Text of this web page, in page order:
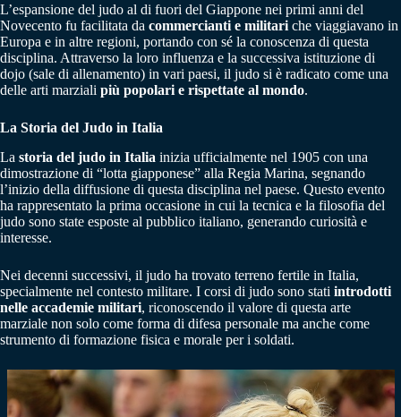
L’espansione del judo al di fuori del Giappone nei primi anni del
Novecento fu facilitata da commercianti e militari che viaggiavano in
Europa e in altre regioni, portando con sé la conoscenza di questa
disciplina. Attraverso la loro influenza e la successiva istituzione di
dojo (sale di allenamento) in vari paesi, il judo si è radicato come una
delle arti marziali più popolari e rispettate al mondo.
La Storia del Judo in Italia
La storia del judo in Italia inizia ufficialmente nel 1905 con una
dimostrazione di “lotta giapponese” alla Regia Marina, segnando
l’inizio della diffusione di questa disciplina nel paese. Questo evento
ha rappresentato la prima occasione in cui la tecnica e la filosofia del
judo sono state esposte al pubblico italiano, generando curiosità e
interesse.
Nei decenni successivi, il judo ha trovato terreno fertile in Italia,
specialmente nel contesto militare. I corsi di judo sono stati introdotti
nelle accademie militari, riconoscendo il valore di questa arte
marziale non solo come forma di difesa personale ma anche come
strumento di formazione fisica e morale per i soldati.